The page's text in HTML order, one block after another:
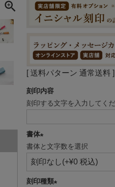
送料パターン 通常送料
刻印内容
刻印する文字を入力してく
書体
(必
須)
書体と文字数を選択
刻印種類